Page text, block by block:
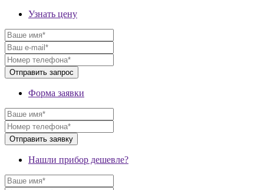
Узнать цену
Форма заявки
Нашли прибор дешевле?